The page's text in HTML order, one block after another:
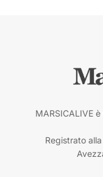
MARSICALIVE
Registrato